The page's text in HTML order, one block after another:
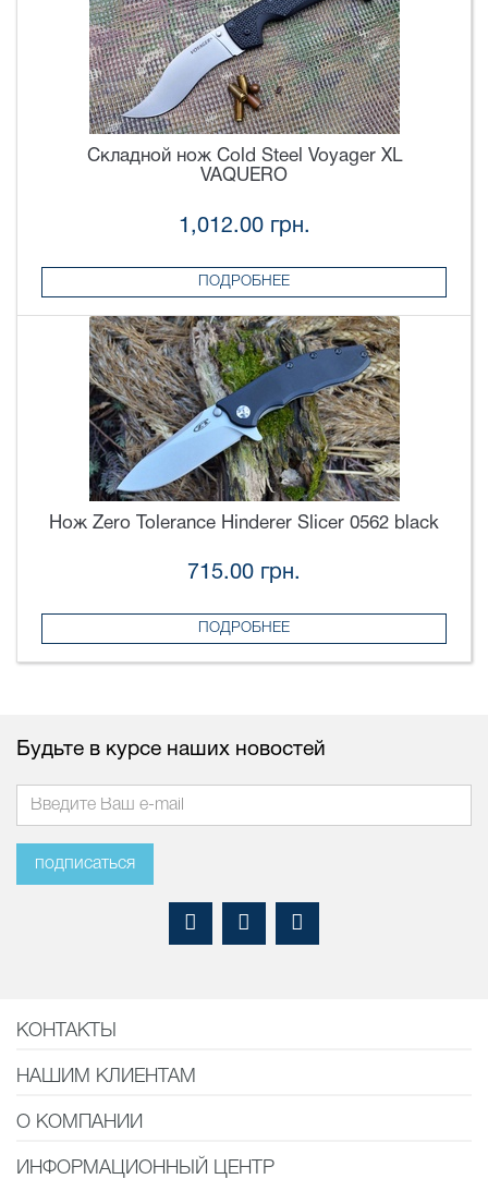
Складной нож Cold Steel Voyager XL
VAQUERO
1,012.00 грн.
ПОДРОБНЕЕ
Нож Zero Tolerance Hinderer Slicer 0562 black
715.00 грн.
ПОДРОБНЕЕ
Будьте в курсе наших новостей
подписаться
КОНТАКТЫ
НАШИМ КЛИЕНТАМ
О КОМПАНИИ
ИНФОРМАЦИОННЫЙ ЦЕНТР